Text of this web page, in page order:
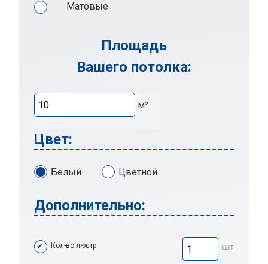
Матовые
Площадь
Вашего потолка:
м²
Цвет:
Белый Цветной
Дополнительно:
Кол-во люстр шт